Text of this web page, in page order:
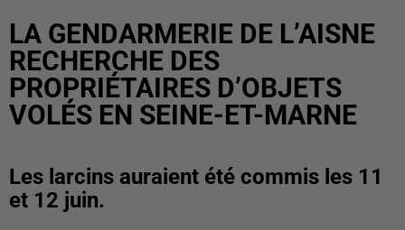
LA GENDARMERIE DE L’AISNE
RECHERCHE DES
PROPRIÉTAIRES D’OBJETS
VOLÉS EN SEINE-ET-MARNE
Les larcins auraient été commis les 11
et 12 juin.